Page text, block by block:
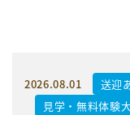
2026.08.01 送迎
見学・無料体験